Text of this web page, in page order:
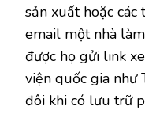
sản xuất hoặc
email một nhà
được họ gửi link
viện quốc gia như
đôi khi có lưu trữ